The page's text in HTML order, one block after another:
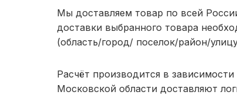
Мы доставляем товар по всей
доставки выбранного товара
(область/город/ поселок/район/
Расчёт производится в
Московской области доставляют